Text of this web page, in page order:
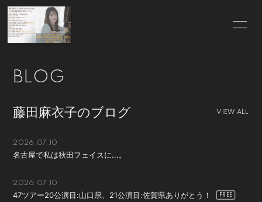
SCHEDULE
VIDEO DISCOGRAPHY
BLOG
Q&A for Wedding
BLOG
藤田麻衣子のブログ VIEW ALL
2026.07.10
名古屋で私は秋田フェイスに...。
2026.07.10
47ツアー20公演目:山口県、21公演目:佐賀県ありがとう！